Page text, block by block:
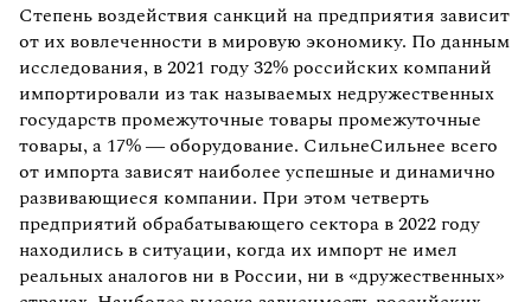
Степень воздействия санкций на предприятия зависит
от их вовлеченности в мировую экономику. По данным
исследования, в 2021 году 32% российских компаний
импортировали из так называемых недружественных
государств промежуточные товары промежуточные
товары, а 17% — оборудование. СильнеСильнее всего
от импорта зависят наиболее успешные и динамично
развивающиеся компании. При этом четверть
предприятий обрабатывающего сектора в 2022 году
находились в ситуации, когда их импорт не имел
реальных аналогов ни в России, ни в «дружественных»